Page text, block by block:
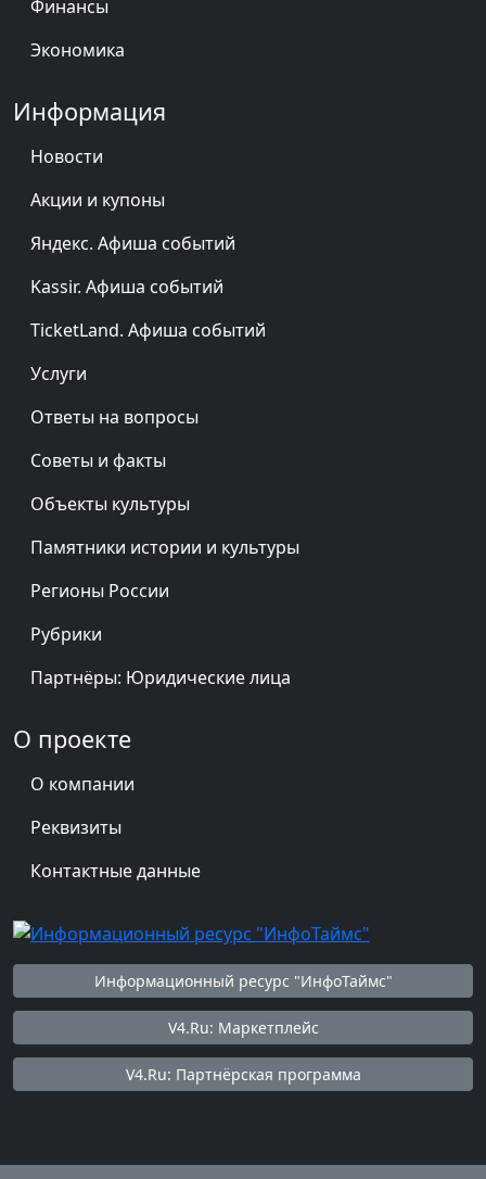
Финансы
Экономика
Информация
Новости
Акции и купоны
Яндекс. Афиша событий
Kassir. Афиша событий
TicketLand. Афиша событий
Услуги
Ответы на вопросы
Советы и факты
Объекты культуры
Памятники истории и культуры
Регионы России
Рубрики
Партнёры: Юридические лица
О проекте
О компании
Реквизиты
Контактные данные
Информационный ресурс "ИнфоТаймс"
V4.Ru: Маркетплейс
V4.Ru: Партнёрская программа